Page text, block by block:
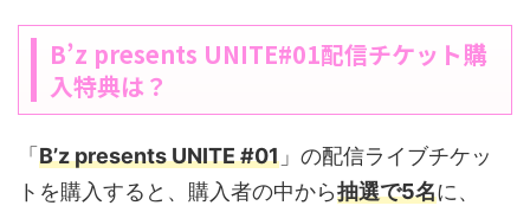
B’z presents UNITE#01配信チケット購
入特典は？
「B’z presents UNITE #01 」の配信ライブチケッ
トを購入すると、購入者の中から抽選で5名に、